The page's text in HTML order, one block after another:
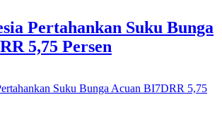
Pertahankan Suku Bunga
5,75 Persen